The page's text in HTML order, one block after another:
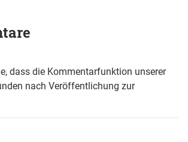
dass die Kommentarfunktion unserer
nach Veröffentlichung zur